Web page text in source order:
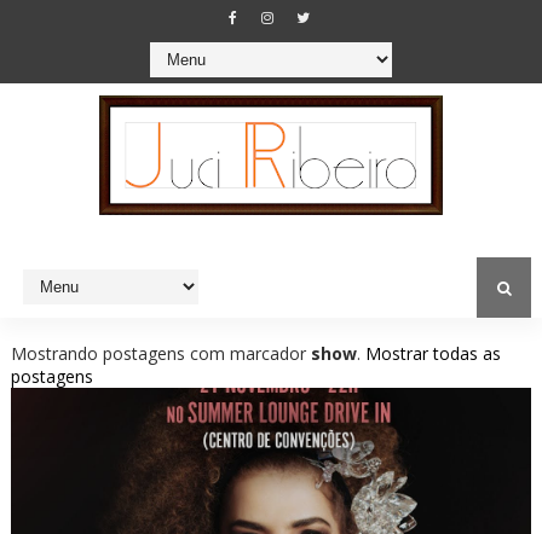
Mostrando postagens com marcador show. Mostrar todas as
postagens